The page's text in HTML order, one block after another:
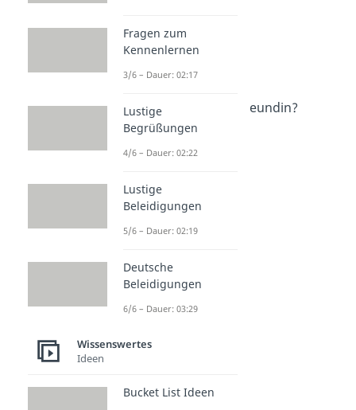
Liebesbrief
Liebeserklärung
Wie findet man eine Freundin?
Dauer: 04:40
Love Language Typen
Dauer: 05:01
Dauer: 02:52
Fragen zum
Kennenlernen
3/6 – Dauer: 02:17
Lustige
Begrüßungen
4/6 – Dauer: 02:22
Lustige
Beleidigungen
5/6 – Dauer: 02:19
Deutsche
Beleidigungen
6/6 – Dauer: 03:29
Wissenswertes
Ideen
Bucket List Ideen